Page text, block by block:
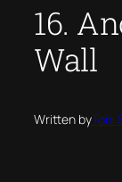
16.
Wall
Written byToni